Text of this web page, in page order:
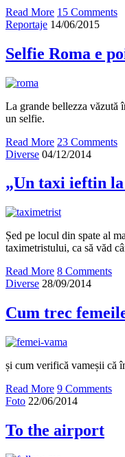
Read More 15 Comments
Reportaje 14/06/2015
Selfie Roma e
La grande bellezza văzută
un selfie.
Read More 23 Comments
Diverse 04/12/2014
„Un taxi ieftin
Șed pe locul din spate al
taximetristului, ca să văd
Read More 8 Comments
Diverse 28/09/2014
Cum trec
și cum verifică vameșii că
Read More 9 Comments
Foto 22/06/2014
To the airport